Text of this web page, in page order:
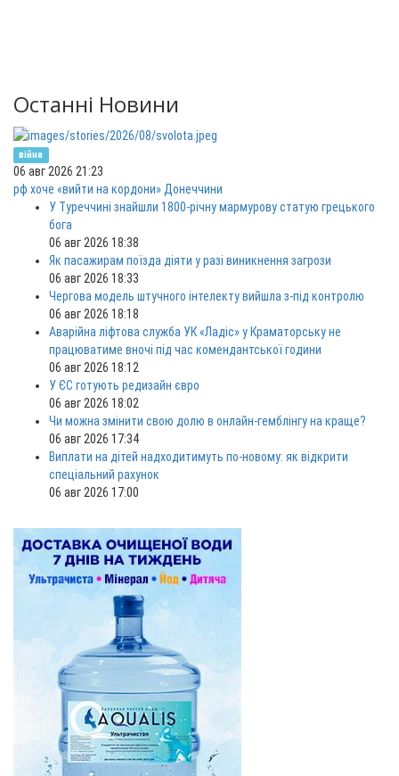
Останні Новини
війна
06 авг 2026 21:23
рф хоче «вийти на кордони» Донеччини
У Туреччині знайшли 1800-річну мармурову статую грецького
бога
06 авг 2026 18:38
Як пасажирам поїзда діяти у разі виникнення загрози
06 авг 2026 18:33
Чергова модель штучного інтелекту вийшла з-під контролю
06 авг 2026 18:18
Аварійна ліфтова служба УК «Ладіс» у Краматорську не
працюватиме вночі під час комендантської години
06 авг 2026 18:12
У ЄС готують редизайн євро
06 авг 2026 18:02
Чи можна змінити свою долю в онлайн-гемблінгу на краще?
06 авг 2026 17:34
Виплати на дітей надходитимуть по-новому: як відкрити
спеціальний рахунок
06 авг 2026 17:00